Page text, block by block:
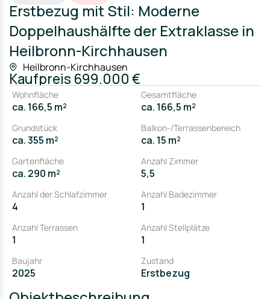
Erstbezug mit Stil: Moderne
Doppelhaushälfte der Extraklasse in
Heilbronn-Kirchhausen
Heilbronn-Kirchhausen
Kaufpreis 699.000 €
Wohnfläche
ca. 166,5 m²
Gesamtfläche
ca. 166,5 m²
Grundstück
ca. 355 m²
Balkon-/Terrassenbereich
ca. 15 m²
Gartenfläche
ca. 290 m²
Anzahl Zimmer
5,5
Anzahl der Schlafzimmer
4
Anzahl Badezimmer
1
Anzahl Terrassen
1
Anzahl Stellplätze
1
Baujahr
2025
Zustand
Erstbezug